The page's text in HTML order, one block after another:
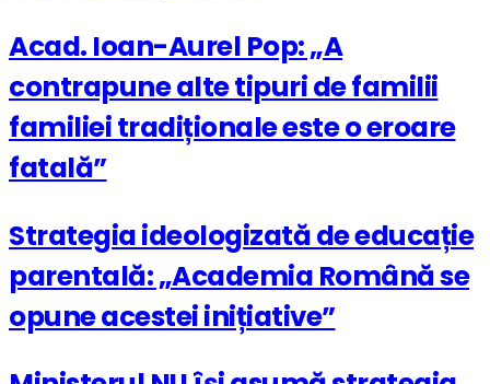
Acad. Ioan-Aurel Pop: „A
contrapune alte tipuri de familii
familiei tradiționale este o eroare
fatală”
Strategia ideologizată de educație
parentală: „Academia Română se
opune acestei inițiative”